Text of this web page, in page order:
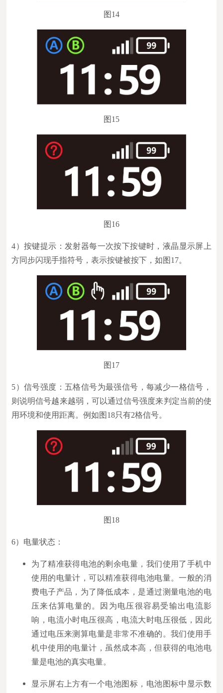
图14
图15
图16
4） 按键提示：发射器每一次按下按键时，液晶显示屏上
方同步闪现手指符号，表示按键被按下，如图17。
图17
5） 信号强度：五格信号为最强信号，每减少一格信号，
则说明信号越来越弱，可以通过信号强度来判定当前的使
用环境和使用距离。例如图18只有2格信号。
图18
6） 电量状态：
为了精准获得电池的剩余电量，我们使用了手机中
使用的电量计，可以精准获得电池电量。一般的消
费电子产品，为了降低成本，是通过测量电池的电
压来估算电量的。因为电压很容易受输出电流影
响，电流小时电压很高，电流大时电压很低，因此
通过电压来测算电量是非常不准确的。我们使用手
机中使用的电量计，虽然成本高，但获得的电池电
量是电池的真实电量。
显示屏右上方有一个电池图标，电池图标中显示数